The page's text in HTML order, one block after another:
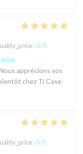
: 5/5
apprécions vos
chez Ti Case
: 5/5